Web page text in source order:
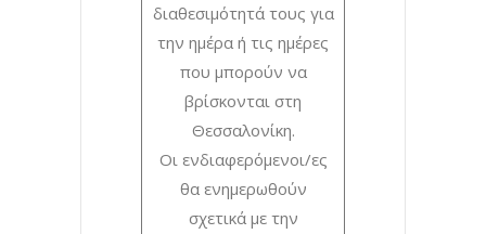
διαθεσιμότητά τους για
την ημέρα ή τις ημέρες
που μπορούν να
βρίσκονται στη
Θεσσαλονίκη.
Οι ενδιαφερόμενοι/ες
θα ενημερωθούν
σχετικά με την